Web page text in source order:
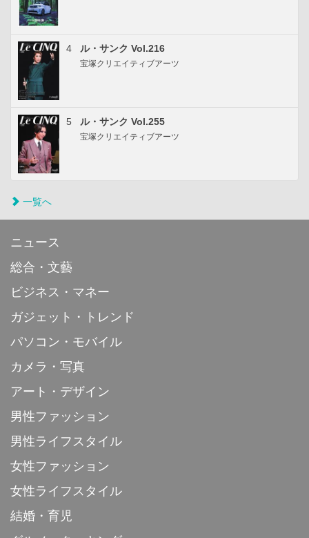
4 ル・サンク Vol.216
宝塚クリエイティブアーツ
5 ル・サンク Vol.255
宝塚クリエイティブアーツ
一覧へ
ニュース
総合・文藝
ビジネス・マネー
ガジェット・トレンド
パソコン・モバイル
カメラ・写真
アート・デザイン
男性ファッション
男性ライフスタイル
女性ファッション
女性ライフスタイル
結婚・育児